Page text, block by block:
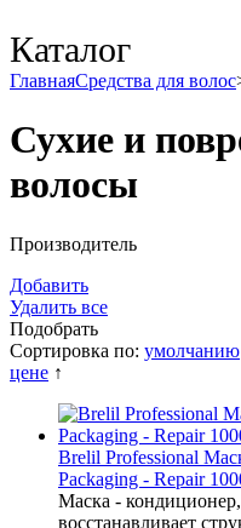
Каталог
ГлавнаяСредства для волос
Сухие и
волосы
Производитель
Добавить
Удалить все
Подобрать
Сортировка по: умолчанию
цене ↑
Brelil Professional
Packaging - Repair
Маска -
восстанавливает